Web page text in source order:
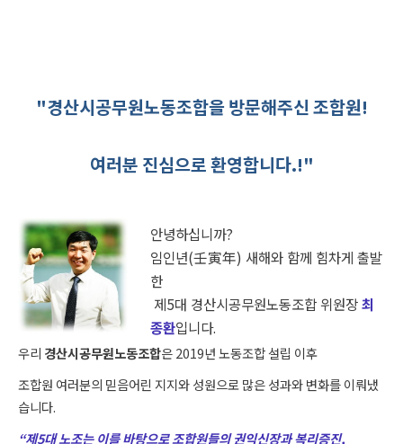
"경산시공무원노동조합을 방문해주신 조합원!
여러분 진심으로 환영합니다.!"
안녕하십니까?
임인년(壬寅年) 새해와 함께 힘차게 출발
한
제5대 경산시공무원노동조합 위원장최
종환입니다.
우리 경산시공무원노동조합은 2019년 노동조합 설립 이후
조합원 여러분의 믿음어린 지지와 성원으로 많은 성과와 변화를 이뤄냈
습니다.
“제5대 노조는 이를 바탕으로 조합원들의 권익신장과 복리증진,